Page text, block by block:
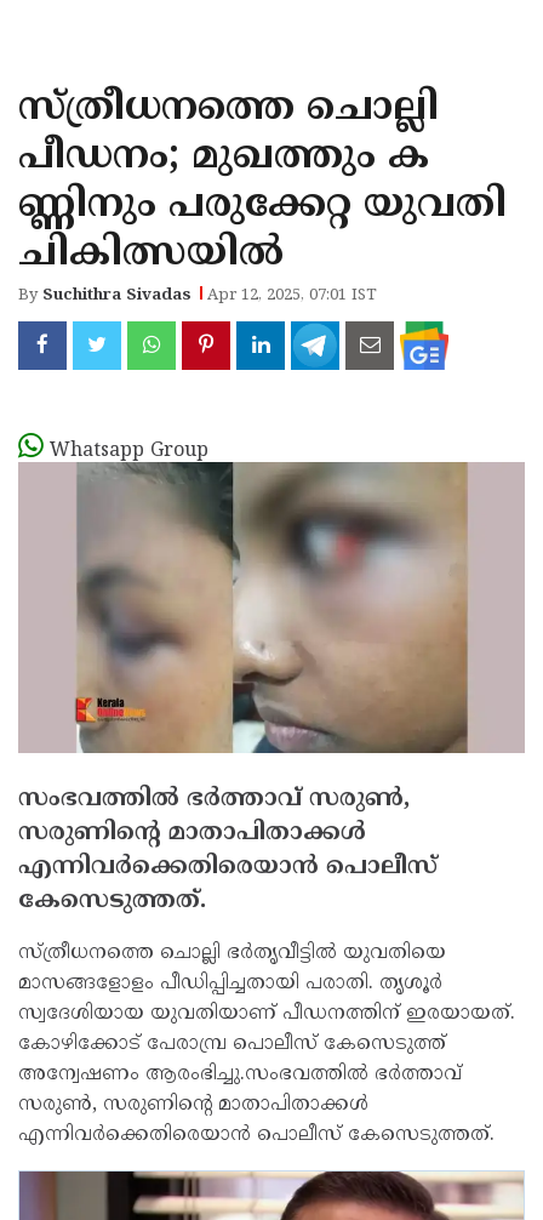
KANNUR
KASARAGOD
സ്ത്രീധനത്തെ ചൊല്ലി
പീഡനം; മുഖത്തും ക
ണ്ണിനും പരുക്കേറ്റ യുവതി
ചികിത്സയില്‍
By Suchithra Sivadas Apr 12, 2025, 07:01 IST
Whatsapp Group
സംഭവത്തില്‍ ഭര്‍ത്താവ് സരുണ്‍,
സരുണിന്റെ മാതാപിതാക്കള്‍
എന്നിവര്‍ക്കെതിരെയാന്‍ പൊലീസ്
കേസെടുത്തത്.
സ്ത്രീധനത്തെ ചൊല്ലി ഭര്‍തൃവീട്ടില്‍ യുവതിയെ
മാസങ്ങളോളം പീഡിപ്പിച്ചതായി പരാതി. തൃശൂര്‍
സ്വദേശിയായ യുവതിയാണ് പീഡനത്തിന് ഇരയായത്.
കോഴിക്കോട് പേരാമ്പ്ര പൊലീസ് കേസെടുത്ത്
അന്വേഷണം ആരംഭിച്ചു.സംഭവത്തില്‍ ഭര്‍ത്താവ്
സരുണ്‍, സരുണിന്റെ മാതാപിതാക്കള്‍
എന്നിവര്‍ക്കെതിരെയാന്‍ പൊലീസ് കേസെടുത്തത്.